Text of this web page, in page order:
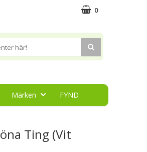
0
Märken FYND
Ting (Vit